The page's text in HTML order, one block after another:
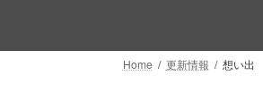
Home 更新情報 想い出